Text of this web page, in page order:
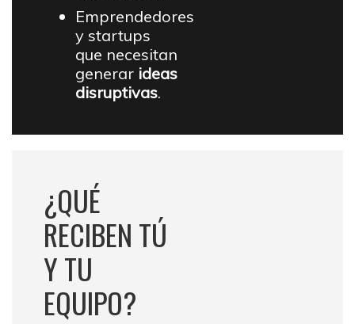
Emprendedores
y startups
que necesitan
generar ideas
disruptivas.
¿QUÉ
RECIBEN TÚ
Y TU
EQUIPO?